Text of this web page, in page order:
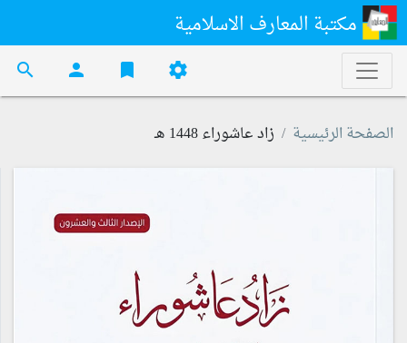
مكتبة المعارف الاسلامية
settings
bookmark
person
search
الصفحة الرئيسية زاد عاشوراء 1448 هـ